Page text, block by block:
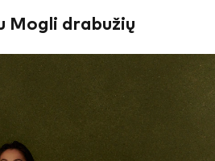
Mogli drabužių